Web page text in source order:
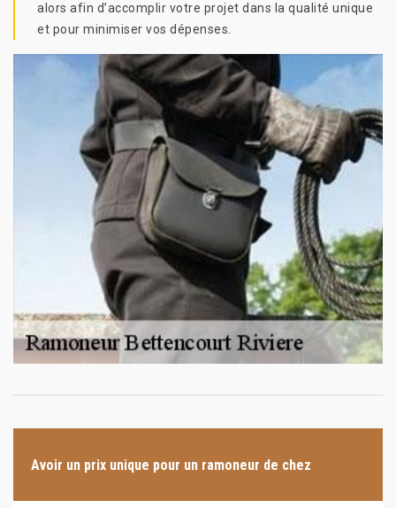
alors afin d’accomplir votre projet dans la qualité unique
et pour minimiser vos dépenses.
Avoir un prix unique pour un ramoneur de chez